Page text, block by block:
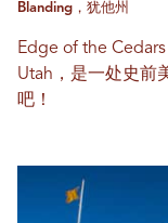
Blanding，犹他州
Edge of the
Utah，是一处史前
吧！